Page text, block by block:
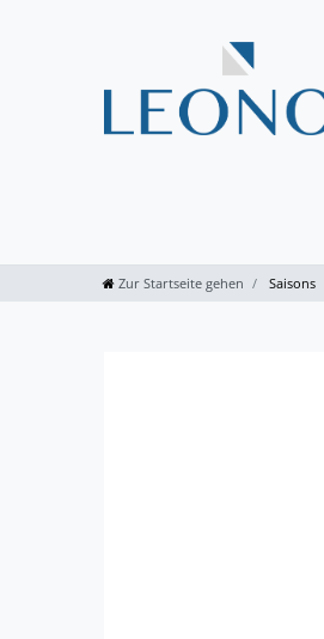
Zur Startseite gehen Saisons